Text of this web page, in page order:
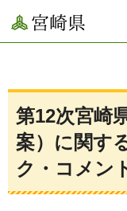
宮崎県
第12次宮崎
案）に関す
ク・コメン